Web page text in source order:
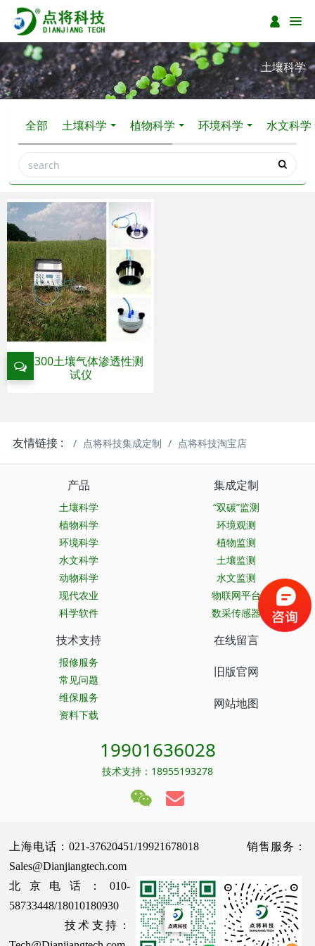
土壤科学
全部 土壤科学 植物科学 环境科学 水文科学
PL-300土壤气体渗透性测
试仪
友情链接 : 点将科技集成定制 点将科技淘宝店
产品
土壤科学
植物科学
环境科学
水文科学
动物科学
现代农业
科学软件
集成定制
“双碳”监测
环境观测
植物监测
土壤监测
水文监测
物联网平台
数采传感器
技术支持
报修服务
常见问题
维保服务
资料下载
在线留言
旧版官网
网站地图
19901636028
技术支持：18955193278
上海电话：021-37620451/19921678018 销售服务：
Sales@Dianjiangtech.com
北京电话：010-
58733448/18010180930
技术支持：